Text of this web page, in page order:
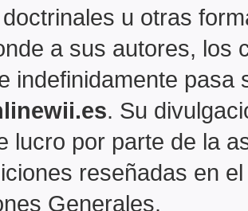
u otras
a sus autores, los
indefinidamente pasa
. Su
lucro por parte de la
reseñadas en
Generales.